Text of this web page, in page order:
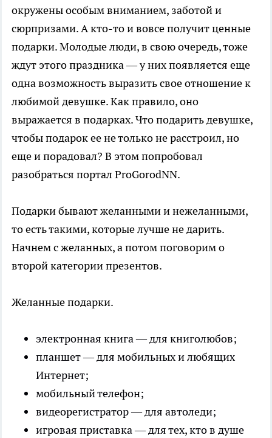
окружены особым вниманием, заботой и
сюрпризами. А кто-то и вовсе получит ценные
подарки. Молодые люди, в свою очередь, тоже
ждут этого праздника — у них появляется еще
одна возможность выразить свое отношение к
любимой девушке. Как правило, оно
выражается в подарках. Что подарить девушке,
чтобы подарок ее не только не расстроил, но
еще и порадовал? В этом попробовал
разобраться портал ProGorodNN.
Подарки бывают желанными и нежеланными,
то есть такими, которые лучше не дарить.
Начнем с желанных, а потом поговорим о
второй категории презентов.
Желанные подарки.
электронная книга — для книголюбов;
планшет — для мобильных и любящих
Интернет;
мобильный телефон;
видеорегистратор — для автоледи;
игровая приставка — для тех, кто в душе